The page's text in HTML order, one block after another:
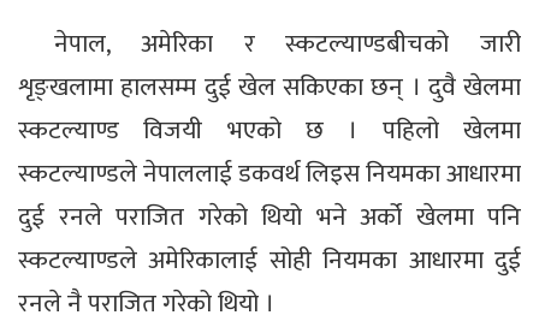
नेपाल, अमेरिका र स्कटल्याण्डबीचको जारी
शृङ्खलामा हालसम्म दुई खेल सकिएका छन् । दुवै खेलमा
स्कटल्याण्ड विजयी भएको छ । पहिलो खेलमा
स्कटल्याण्डले नेपाललाई डकवर्थ लिइस नियमका आधारमा
दुई रनले पराजित गरेको थियो भने अर्को खेलमा पनि
स्कटल्याण्डले अमेरिकालाई सोही नियमका आधारमा दुई
रनले नै पराजित गरेको थियो ।